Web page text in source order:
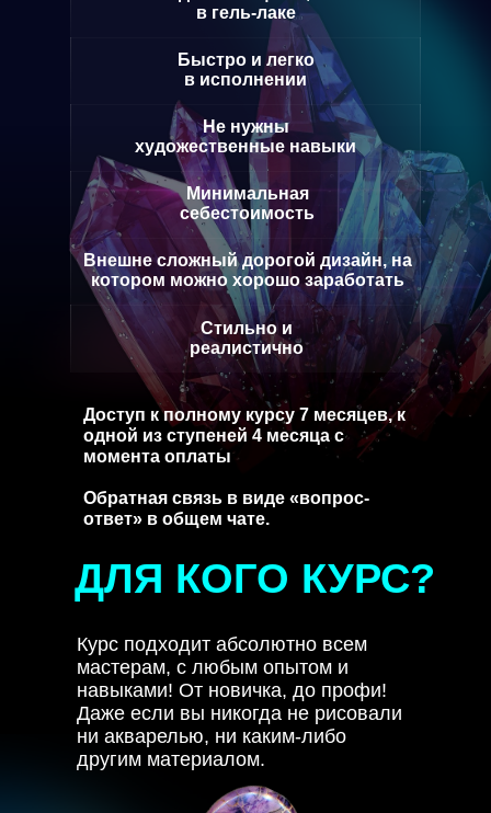
в гель-лаке
Внешне сложный дорогой дизайн, на
котором можно хорошо заработать
Доступ к полному курсу 7 месяцев, к
одной из ступеней 4 месяца с
момента оплаты
Обратная связь в виде «вопрос-
ответ» в общем чате.
Минимальная
себестоимость
Стильно и
реалистично
Быстро и легко
в исполнении
Не нужны
художественные навыки
ДЛЯ КОГО КУРС?
Курс подходит абсолютно всем
мастерам, с любым опытом и
навыками! От новичка, до профи!
Даже если вы никогда не рисовали
ни акварелью, ни каким-либо
другим материалом.